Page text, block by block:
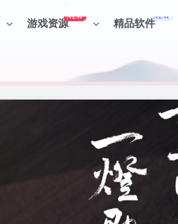
游戏资源
NEW
精品软件
NEW
认知。
认知。